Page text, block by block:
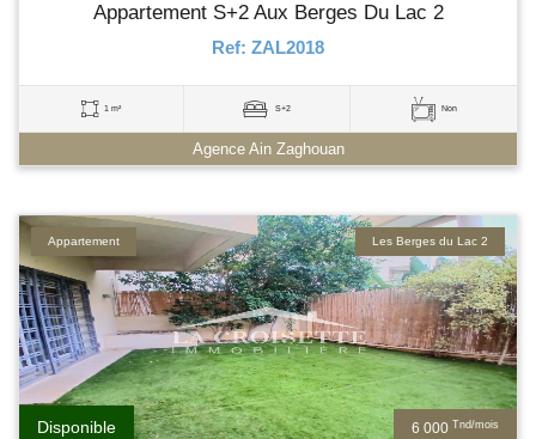
Appartement S+2 Aux Berges Du Lac 2
Ref: ZAL2018
1 m² S+2 Non
Agence Ain Zaghouan
6 000 Tnd/mois
Disponible
Les Berges du Lac 2
Appartement